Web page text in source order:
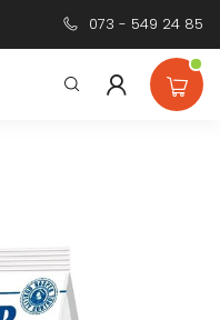
Persoonlijk
073 - 549 24 85